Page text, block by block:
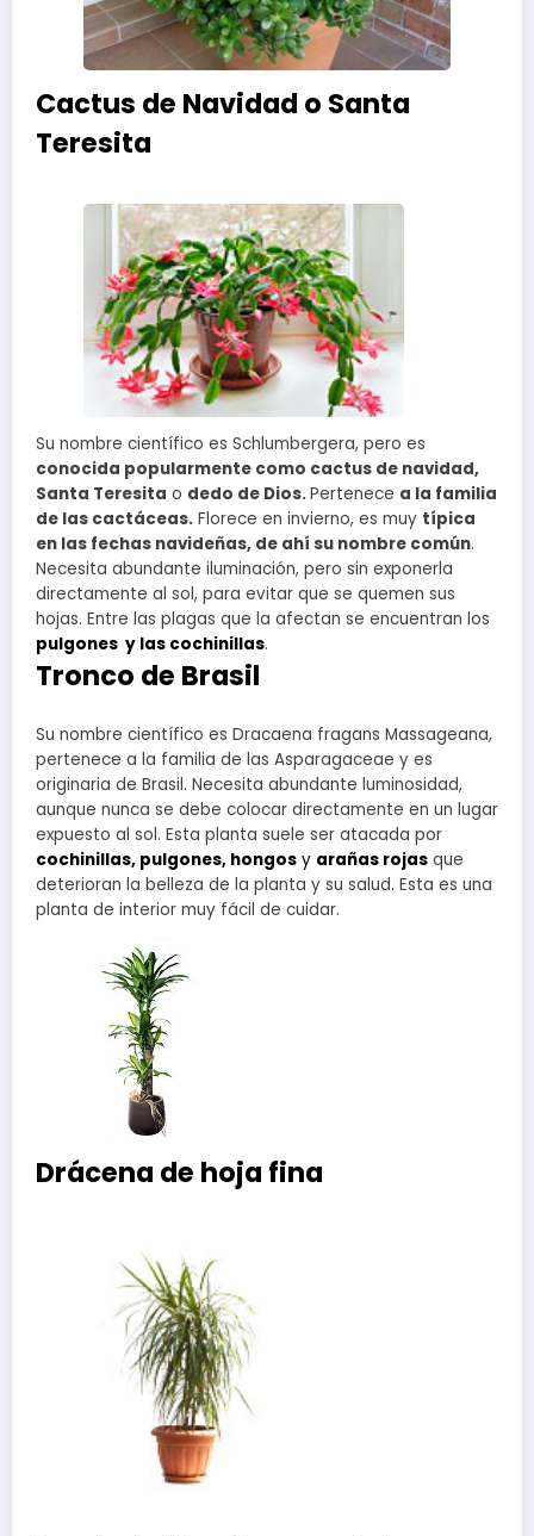
Cactus de Navidad o Santa
Teresita
Su nombre científico es Schlumbergera, pero es
conocida popularmente como cactus de navidad,
Santa Teresita o dedo de Dios.Pertenece a la familia
de las cactáceas. Florece en invierno, es muy típica
en las fechas navideñas, de ahí su nombre común.
Necesita abundante iluminación, pero sin exponerla
directamente al sol, para evitar que se quemen sus
hojas. Entre las plagas que la afectan se encuentran los
pulgones y las cochinillas.
Tronco de Brasil
Su nombre científico es Dracaena fragans Massageana,
pertenece a la familia de las Asparagaceae y es
originaria de Brasil. Necesita abundante luminosidad,
aunque nunca se debe colocar directamente en un lugar
expuesto al sol. Esta planta suele ser atacada por
cochinillas, pulgones, hongos y arañas rojas que
deterioran la belleza de la planta y su salud. Esta es una
planta de interior muy fácil de cuidar.
Drácena de hoja fina